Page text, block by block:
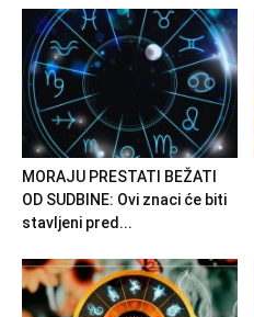
MORAJU PRESTATI BEŽATI
OD SUDBINE: Ovi znaci će biti
stavljeni pred...